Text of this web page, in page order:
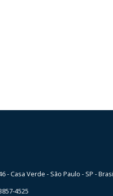
- Casa Verde - São Paulo - SP -
4525